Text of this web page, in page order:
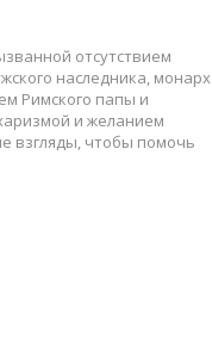
отсутствием
наследника, монарх
Римского папы и
и желанием
взгляды, чтобы помочь